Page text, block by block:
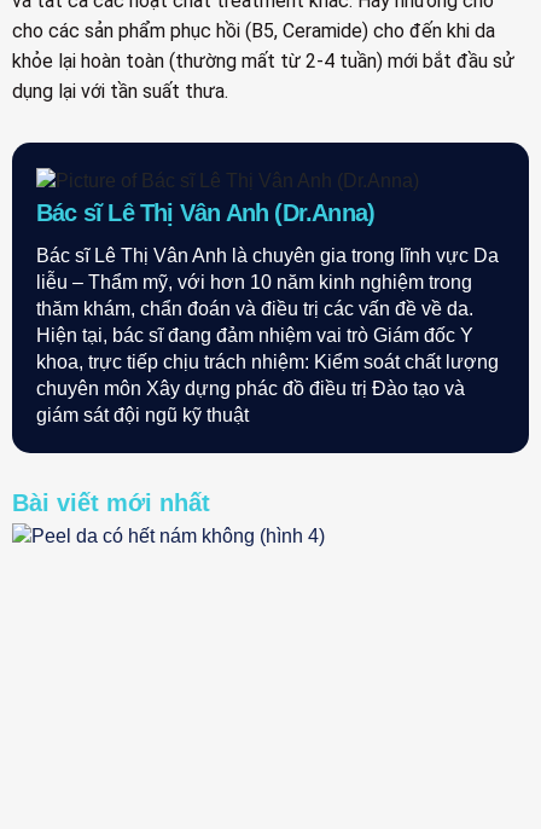
cho các sản phẩm phục hồi (B5, Ceramide) cho đến khi da
khỏe lại hoàn toàn (thường mất từ 2-4 tuần) mới bắt đầu sử
dụng lại với tần suất thưa.
Bác sĩ Lê Thị Vân Anh (Dr.Anna)
Bác sĩ Lê Thị Vân Anh là chuyên gia trong lĩnh vực Da
liễu – Thẩm mỹ, với hơn 10 năm kinh nghiệm trong
thăm khám, chẩn đoán và điều trị các vấn đề về da.
Hiện tại, bác sĩ đang đảm nhiệm vai trò Giám đốc Y
khoa, trực tiếp chịu trách nhiệm: Kiểm soát chất lượng
chuyên môn Xây dựng phác đồ điều trị Đào tạo và
giám sát đội ngũ kỹ thuật
Bài viết mới nhất